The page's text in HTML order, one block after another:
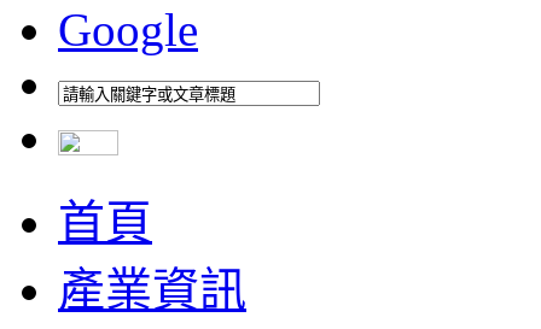
Google
首頁
產業資訊